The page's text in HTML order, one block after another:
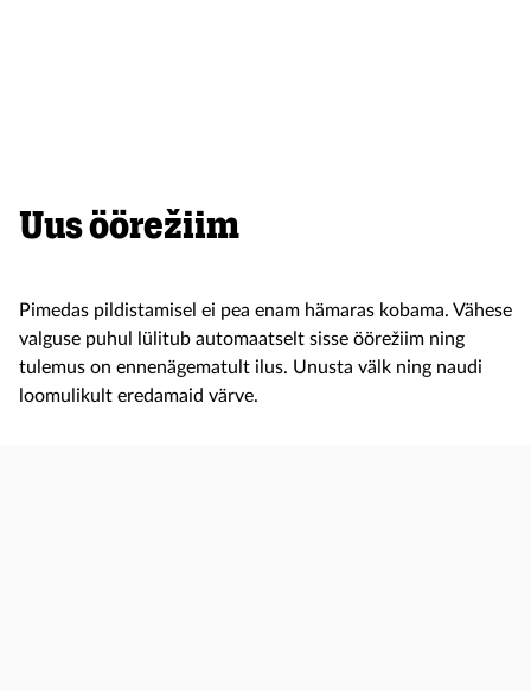
Uus öörežiim
Pimedas pildistamisel ei pea enam hämaras kobama. Vähese
valguse puhul lülitub automaatselt sisse öörežiim ning
tulemus on ennenägematult ilus. Unusta välk ning naudi
loomulikult eredamaid värve.